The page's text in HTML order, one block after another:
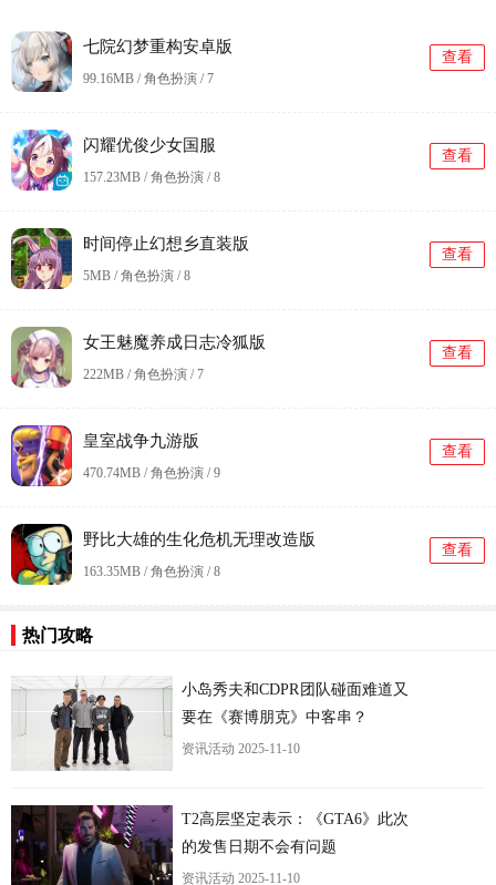
七院幻梦重构安卓版
99.16MB / 角色扮演 /7
查看
闪耀优俊少女国服
157.23MB / 角色扮演 /8
查看
时间停止幻想乡直装版
5MB / 角色扮演 /8
查看
女王魅魔养成日志冷狐版
222MB / 角色扮演 /7
查看
皇室战争九游版
470.74MB / 角色扮演 /9
查看
野比大雄的生化危机无理改造版
163.35MB / 角色扮演 /8
查看
热门攻略
小岛秀夫和CDPR团队碰面难道又
要在《赛博朋克》中客串？
资讯活动 2025-11-10
T2高层坚定表示：《GTA6》此次
的发售日期不会有问题
资讯活动 2025-11-10